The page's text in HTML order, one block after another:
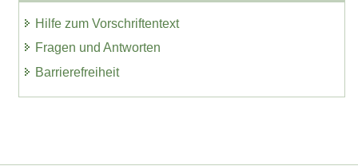
Hilfe zum Vorschriftentext
Fragen und Antworten
Barrierefreiheit